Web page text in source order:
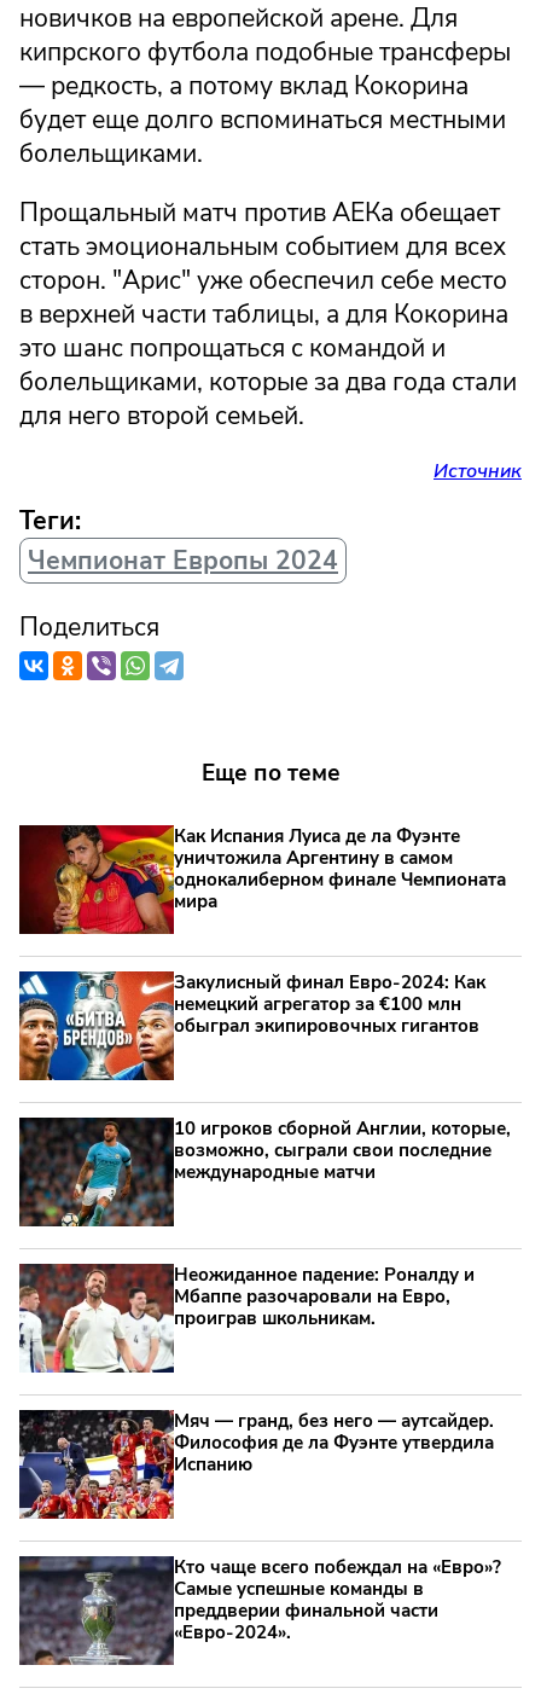
новичков на европейской арене. Для
кипрского футбола подобные трансферы
— редкость, а потому вклад Кокорина
будет еще долго вспоминаться местными
болельщиками.
Прощальный матч против АЕКа обещает
стать эмоциональным событием для всех
сторон. "Арис" уже обеспечил себе место
в верхней части таблицы, а для Кокорина
это шанс попрощаться с командой и
болельщиками, которые за два года стали
для него второй семьей.
Источник
Теги:
Чемпионат Европы 2024
Поделиться
Еще по теме
Как Испания Луиса де ла Фуэнте
уничтожила Аргентину в самом
однокалиберном финале Чемпионата
мира
Закулисный финал Евро-2024: Как
немецкий агрегатор за €100 млн
обыграл экипировочных гигантов
10 игроков сборной Англии, которые,
возможно, сыграли свои последние
международные матчи
Неожиданное падение: Роналду и
Мбаппе разочаровали на Евро,
проиграв школьникам.
Мяч — гранд, без него — аутсайдер.
Философия де ла Фуэнте утвердила
Испанию
Кто чаще всего побеждал на «Евро»?
Самые успешные команды в
преддверии финальной части
«Евро-2024».